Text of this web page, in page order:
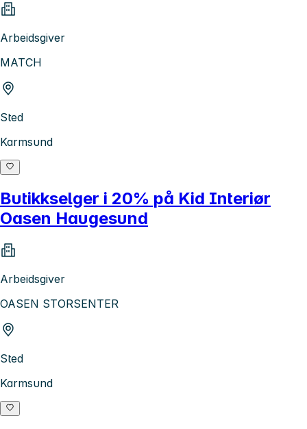
Arbeidsgiver
MATCH
Sted
Karmsund
Butikkselger i 20% på Kid Interiør
Oasen Haugesund
Arbeidsgiver
OASEN STORSENTER
Sted
Karmsund